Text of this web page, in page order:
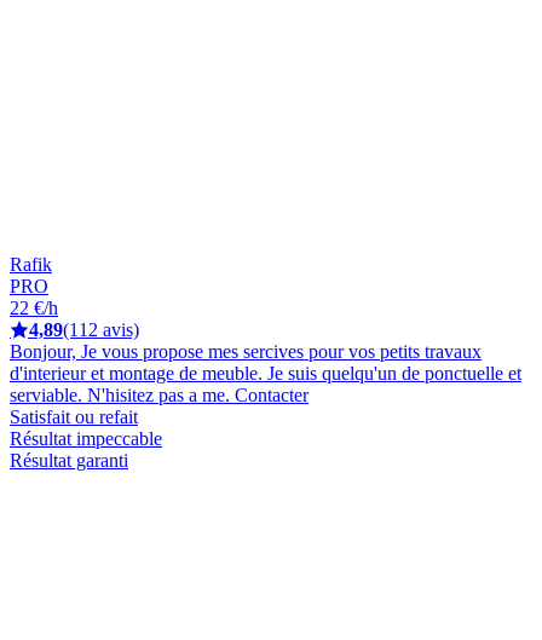
Rafik
PRO
22 €/h
4,89(112 avis)
Bonjour, Je vous propose mes sercives pour vos petits travaux
d'interieur et montage de meuble. Je suis quelqu'un de ponctuelle et
serviable. N'hisitez pas a me. Contacter
Satisfait ou refait
Résultat impeccable
Résultat garanti